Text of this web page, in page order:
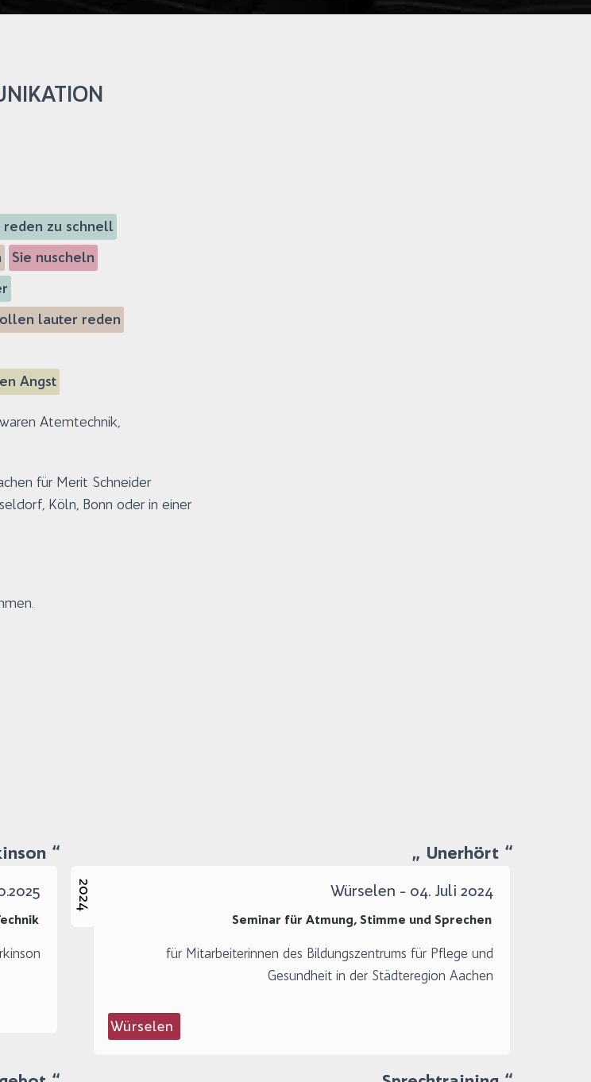
reden zu schnell
Sie nuscheln
lauter reden
Angst
Atemtechnik,
für Merit Schneider
Köln, Bonn oder in einer
2024
Unerhört
Würselen - 04. Juli 2024
Seminar für Atmung, Stimme und Sprechen
für Mitarbeiterinnen des Bildungszentrums für Pflege und
Gesundheit in der Städteregion Aachen
Würselen